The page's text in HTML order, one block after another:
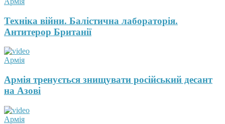
Техніка війни. Балістична лабораторія.
Антитерор Британії
Армія
Армія тренується знищувати російський десант
на Азові
Армія